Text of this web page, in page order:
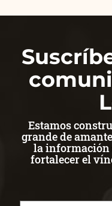
Estamos
grande de
la información
fortalecer el